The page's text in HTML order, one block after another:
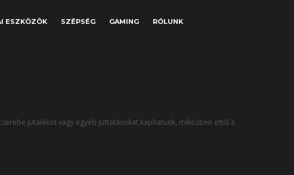
ESZKÖZÖK SZÉPSÉG GAMING RÓLUNK
jutalékot vagy egyéb juttatásokat kaphatunk, miközben ettől a